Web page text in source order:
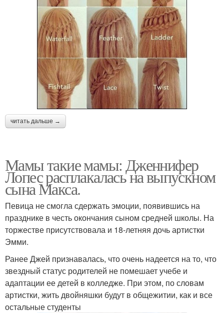
читать дальше →
Мамы такие мамы: Дженнифер
Лопес расплакалась на выпускном
сына Макса.
Певица не смогла сдержать эмоции, появившись на
празднике в честь окончания сыном средней школы. На
торжестве присутствовала и 18-летняя дочь артистки
Эмми.
Ранее Джей признавалась, что очень надеется на то, что
звездный статус родителей не помешает учебе и
адаптации ее детей в колледже. При этом, по словам
артистки, жить двойняшки будут в общежитии, как и все
остальные студенты